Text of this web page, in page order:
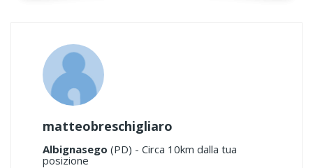
matteobreschigliaro
Albignasego (PD) - Circa 10km dalla tua
posizione